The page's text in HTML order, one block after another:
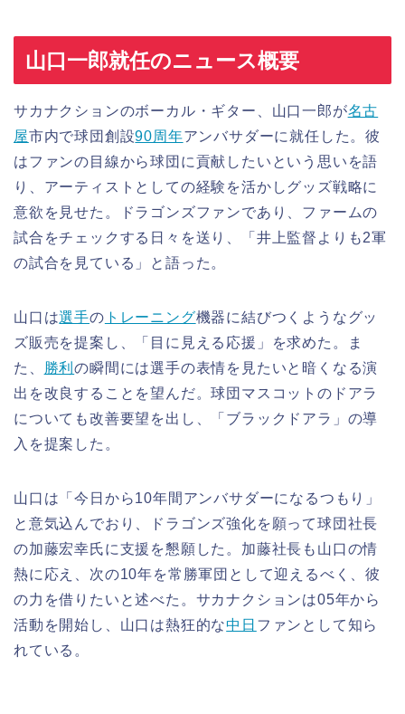
山口一郎就任のニュース概要
サカナクションのボーカル・ギター、山口一郎が名古
屋市内で球団創設90周年アンバサダーに就任した。彼
はファンの目線から球団に貢献したいという思いを語
り、アーティストとしての経験を活かしグッズ戦略に
意欲を見せた。ドラゴンズファンであり、ファームの
試合をチェックする日々を送り、「井上監督よりも2軍
の試合を見ている」と語った。
山口は選手の トレーニング機器に結びつくようなグッ
ズ販売を提案し、「目に見える応援」を求めた。ま
た、 勝利の瞬間には選手の表情を見たいと暗くなる演
出を改良することを望んだ。球団マスコットのドアラ
についても改善要望を出し、「ブラックドアラ」の導
入を提案した。
山口は「今日から10年間アンバサダーになるつもり」
と意気込んでおり、ドラゴンズ強化を願って球団社長
の加藤宏幸氏に支援を懇願した。加藤社長も山口の情
熱に応え、次の10年を常勝軍団として迎えるべく、彼
の力を借りたいと述べた。サカナクションは05年から
活動を開始し、山口は熱狂的な中日 ファンとして知ら
れている。